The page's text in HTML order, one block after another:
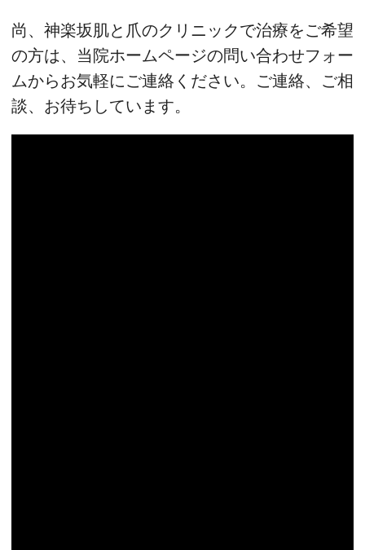
尚、神楽坂肌と爪のクリニックで治療をご希望
の方は、当院ホームページの問い合わせフォー
ムからお気軽にご連絡ください。ご連絡、ご相
談、お待ちしています。